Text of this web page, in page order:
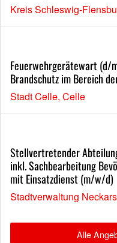
Kreis Schleswig-
Feuerwehrgerätewart (d/
Brandschutz im Bereich
Stadt Celle, Celle
Stellvertretender
inkl. Sachbearbeitung
mit Einsatzdienst (m/w/d)
Stadtverwaltung
Alle